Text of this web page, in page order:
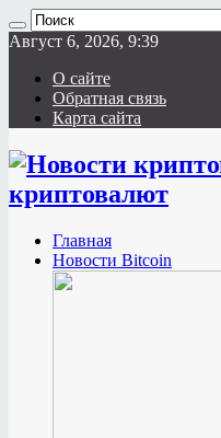
Август 6, 2026, 9:39
О сайте
Обратная связь
Карта сайта
криптовалют
Главная
Новости Bitcoin